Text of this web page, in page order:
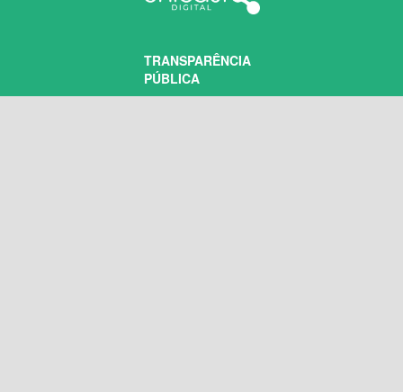
TRANSPARÊNCIA
PÚBLICA